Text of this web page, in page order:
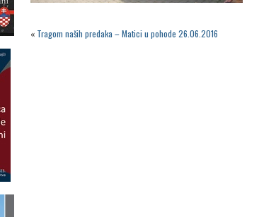
« Tragom naših predaka – Matici u pohode 26.06.2016